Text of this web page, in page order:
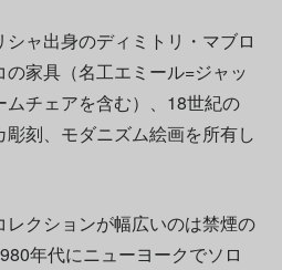
ャ出身のディミトリ・マブロ
家具（名工エミール=ジャッ
ムチェアを含む）、18世紀の
刻、モダニズム絵画を所有し
クションが幅広いのは禁煙の
年代にニューヨークでソロ